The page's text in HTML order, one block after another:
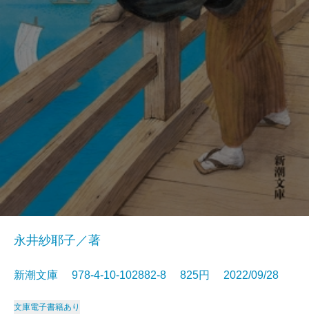
永井紗耶子／著
新潮文庫 978-4-10-102882-8 825円 2022/09/28
文庫電子書籍あり